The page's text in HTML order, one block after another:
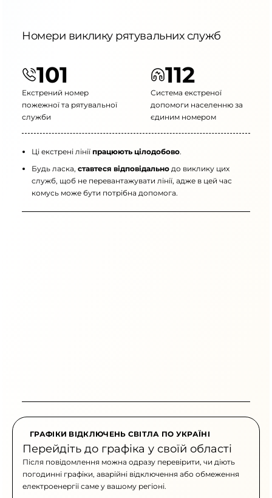
Номери виклику рятувальних служб
101
Екстрений номер
пожежної та рятувальної
служби
112
Система екстреної
допомоги населенню за
єдиним номером
Ці екстрені лінії працюють цілодобово.
Будь ласка, ставтеся відповідально до виклику цих
служб, щоб не перевантажувати лінії, адже в цей час
комусь може бути потрібна допомога.
ГРАФІКИ ВІДКЛЮЧЕНЬ СВІТЛА ПО УКРАЇНІ
Перейдіть до графіка у своїй області
Після повідомлення можна одразу перевірити, чи діють
погодинні графіки, аварійні відключення або обмеження
електроенергії саме у вашому регіоні.